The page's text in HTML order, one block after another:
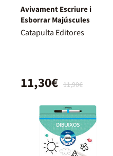
Avivament Escriure i
Esborrar Majúscules
Catapulta Editores
11,90€
11,30€